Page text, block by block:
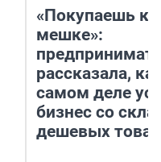
«Покупаешь
мешке»:
рассказала,
самом деле
бизнес со
дешевых